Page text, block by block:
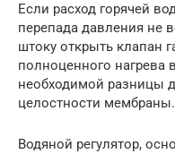
Если расход горячей
перепада давления не
штоку открыть клапан
полноценного нагрева
необходимой разницы
целостности мембраны.
Водяной регулятор,